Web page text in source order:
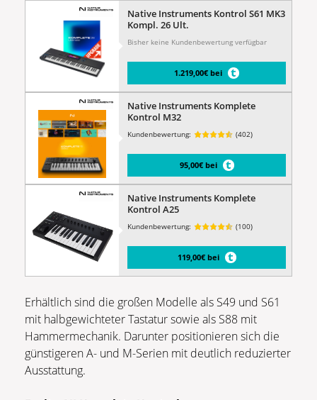
Native Instruments Kontrol S61 MK3
Kompl. 26 Ult.
Bisher keine Kundenbewertung verfügbar
1.219,00€ bei
Native Instruments Komplete
Kontrol M32
Kundenbewertung: (402)
95,00€ bei
Native Instruments Komplete
Kontrol A25
Kundenbewertung: (100)
119,00€ bei
Erhältlich sind die großen Modelle als S49 und S61
mit halbgewichteter Tastatur sowie als S88 mit
Hammermechanik. Darunter positionieren sich die
günstigeren A- und M-Serien mit deutlich reduzierter
Ausstattung.